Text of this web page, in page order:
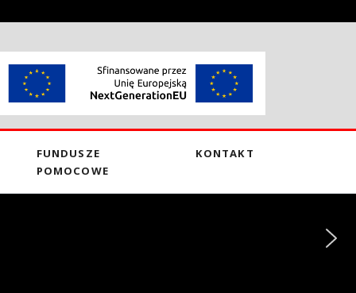
FUNDUSZE
POMOCOWE
KONTAKT